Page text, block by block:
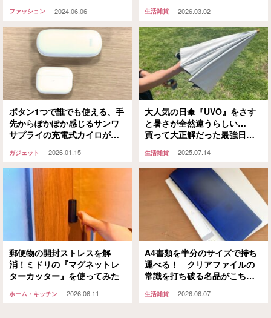
ファッション 2024.06.06 生活雑貨 2026.03.02
ボタン1つで誰でも使える、手
先からぽかぽか感じるサンワ
サプライの充電式カイロがい
ガジェット 2026.01.15
大人気の日傘『UVO』をさす
と暑さが全然違うらしい…
買って大正解だった最強日傘
生活雑貨 2025.07.14
郵便物の開封ストレスを解
消！ミドリの『マグネットレ
ターカッター』を使ってみた
ホーム・キッチン 2026.06.11
A4書類を半分のサイズで持ち
運べる！ クリアファイルの
常識を打ち破る名品がこちら
生活雑貨 2026.06.07